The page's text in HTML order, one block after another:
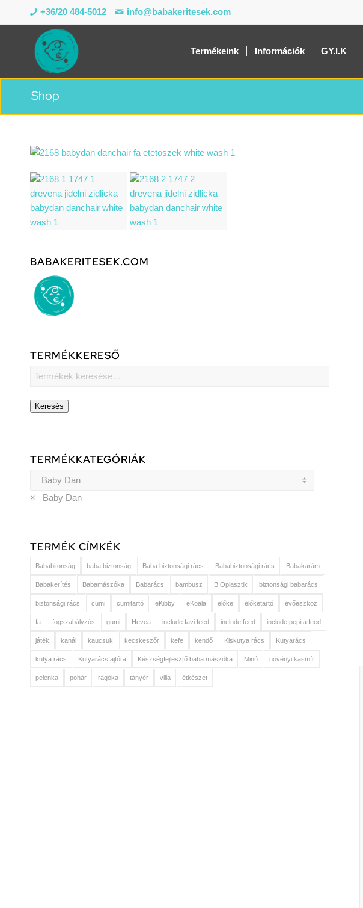
+36/20 484-5012 info@babakeritesek.com
Termékeink Információk GY.I.K
Shop
BABAKERITESEK.COM
TERMÉKKERESŐ
Keresés
TERMÉKKATEGÓRIÁK
× Baby Dan
TERMÉK CÍMKÉK
Bababitonság baba biztonság Baba biztonsági rács Bababiztonsági rács Babakarám
Babakerítés Babamászóka Babarács bambusz BIOplasztik biztonsági babarács
biztonsági rács cumi cumitartó eKibby eKoala előke előketartó evőeszköz
fa fogszabályzós gumi Hevea include favi feed include feed include pepita feed
játék kanál kaucsuk kecskeszőr kefe kendő Kiskutya rács Kutyarács
kutya rács Kutyarács ajtóra Készségfejlesztő baba mászóka Minú növényi kasmír
pelenka pohár rágóka tányér villa étkészet